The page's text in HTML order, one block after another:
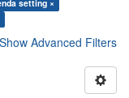
setting ×
Show Advanced Filters